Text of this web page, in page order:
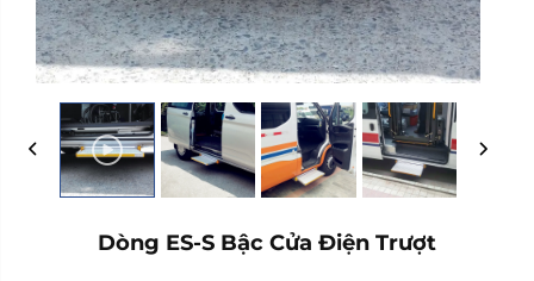
Dòng ES-S Bậc Cửa Điện Trượt